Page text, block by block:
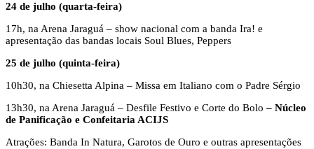
24 de julho (quarta-feira)
17h, na Arena Jaraguá – show nacional com a banda Ira! e
apresentação das bandas locais Soul Blues, Peppers
25 de julho (quinta-feira)
10h30, na Chiesetta Alpina – Missa em Italiano com o Padre Sérgio
13h30, na Arena Jaraguá – Desfile Festivo e Corte do Bolo– Núcleo
de Panificação e Confeitaria ACIJS
Atrações: Banda In Natura, Garotos de Ouro e outras apresentações